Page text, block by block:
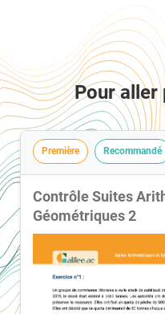
Pour aller
Première Recommandé
Contrôle Suites
Géométriques 2